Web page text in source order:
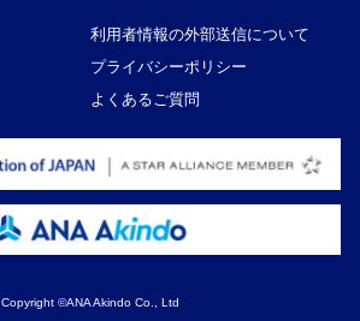
利用者情報の外部送信について
プライバシーポリシー
よくあるご質問
Copyright ©ANA Akindo Co., Ltd